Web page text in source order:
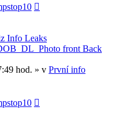
Info Leaks
front Back
hod. » v První info